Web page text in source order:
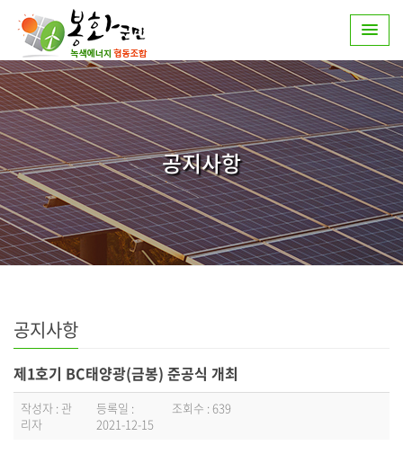
공지사항
공지사항
제1호기 BC태양광(금봉) 준공식 개최
작성자 : 관
리자
등록일 :
2021-12-15
조회수 : 639